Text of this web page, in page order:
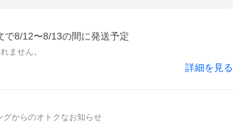
で8/12〜8/13の間に発送予定
ません。
詳細を見る
グからのオトクなお知らせ